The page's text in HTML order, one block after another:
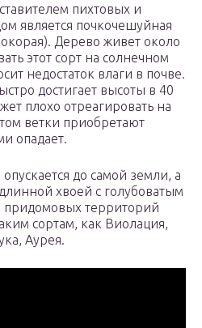
пихтовых и
является почкочешуйная
Дерево живет около
этот сорт на солнечном
недостаток влаги в почве.
достигает высоты в 40
плохо отреагировать на
ветки приобретают
опадает.
до самой земли, а
хвоей с голубоватым
территорий
сортам, как Виолация,
Аурея.